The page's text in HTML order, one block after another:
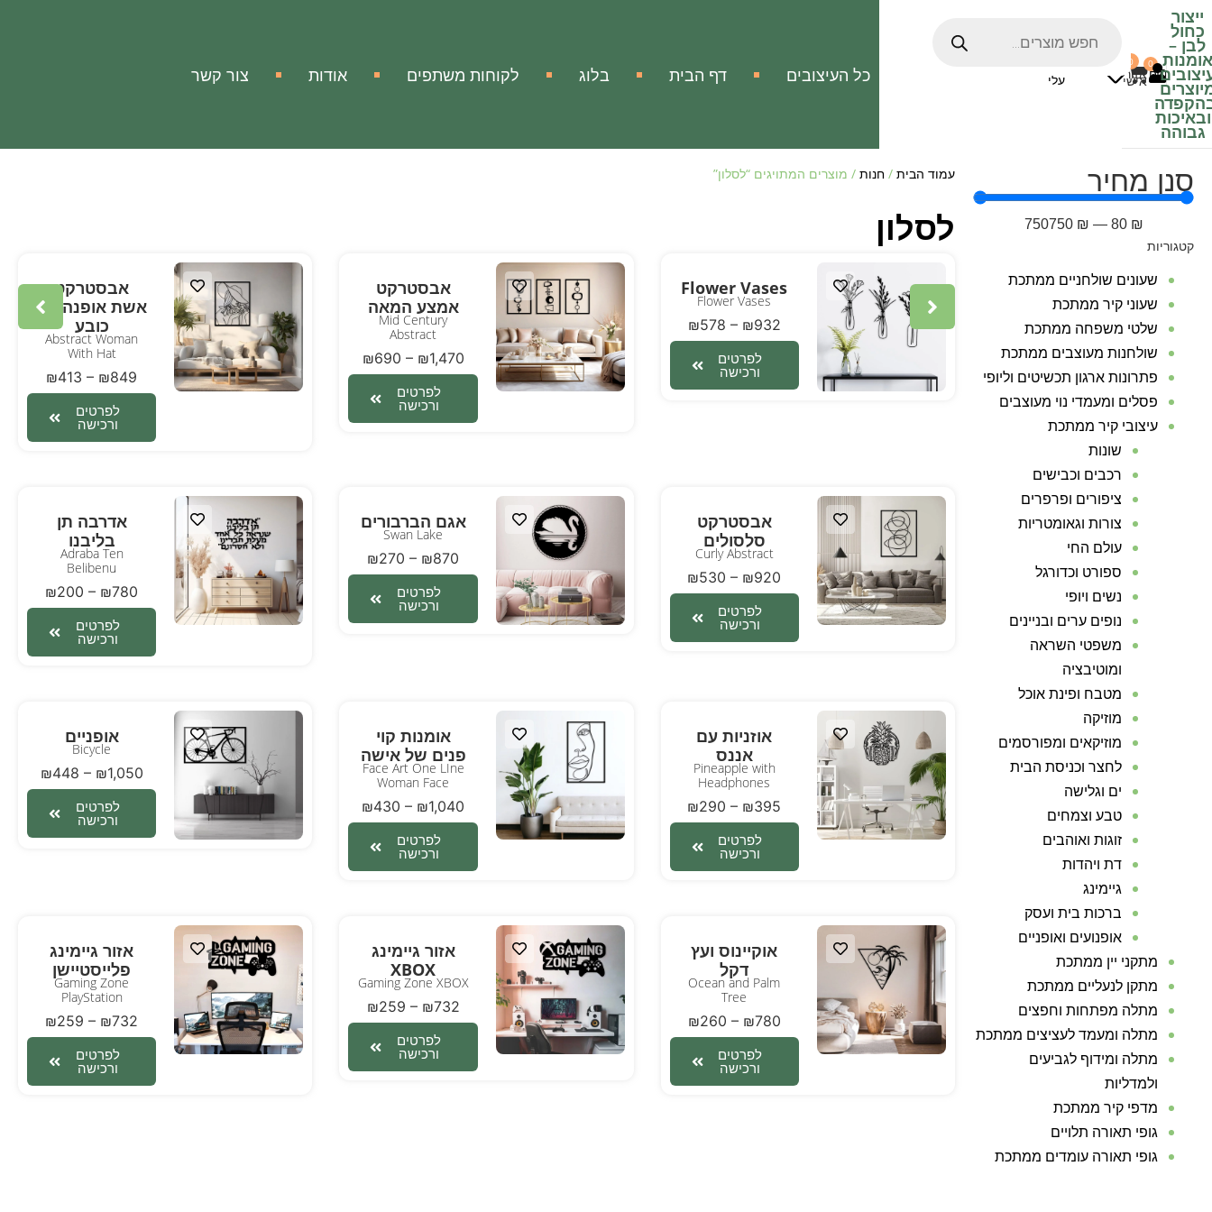
ייצור
כחול
לבן –
אומנות
ובאיכות
גבוהה
₪0
0
עלי
0
אזור
אישי כל העיצובים דף הבית בלוג לקוחות משתפים אודות צור קשר
סנן מחיר
₪
80
—
₪
750750
קטגוריות
שעונים שולחניים ממתכת
שעוני קיר ממתכת
שלטי משפחה ממתכת
שולחנות מעוצבים ממתכת
פתרונות ארגון תכשיטים וליופי
פסלים ומעמדי נוי מעוצבים
עיצובי קיר ממתכת
שונות
רכבים וכבישים
ציפורים ופרפרים
צורות וגאומטריות
עולם החי
ספורט וכדורגל
נשים ויופי
נופים ערים ובניינים
משפטי השראה
ומוטיבציה
מטבח ופינת אוכל
מוזיקה
מוזיקאים ומפורסמים
לחצר וכניסת הבית
ים וגלישה
טבע וצמחים
זוגות ואוהבים
דת ויהדות
גיימינג
ברכות בית ועסק
אופנועים ואופניים
מתקני יין ממתכת
מתקן לנעליים ממתכת
מתלה מפתחות וחפצים
מתלה ומעמד לעציצים ממתכת
מתלה ומידוף לגביעים
ולמדליות
מדפי קיר ממתכת
גופי תאורה תלויים
גופי תאורה עומדים ממתכת
עמוד הבית/ חנות/ מוצרים המתויגים “לסלון”
לסלון
Flower Vases
Flower Vases
₪578 – ₪932
לפרטים
ורכישה
אבסטרקט
אמצע המאה
Mid Century
Abstract
₪690 – ₪1,470
לפרטים
ורכישה
אבסטרקט
אשת אופנה עם
כובע
Abstract Woman
With Hat
₪413 – ₪849
לפרטים
ורכישה
אבסטרקט
סלסולים
Curly Abstract
₪530 – ₪920
לפרטים
ורכישה
אגם הברבורים
Swan Lake
₪270 – ₪870
לפרטים
ורכישה
אדרבה תן
בליבנו
Adraba Ten
Belibenu
₪200 – ₪780
לפרטים
ורכישה
אוזניות עם
אננס
Pineapple with
Headphones
₪290 – ₪395
לפרטים
ורכישה
אומנות קוי
פנים של אישה
Face Art One LIne
Woman Face
₪430 – ₪1,040
לפרטים
ורכישה
אופניים
Bicycle
₪448 – ₪1,050
לפרטים
ורכישה
אוקיינוס ועץ
דקל
Ocean and Palm
Tree
₪260 – ₪780
לפרטים
ורכישה
אזור גיימינג
XBOX
Gaming Zone XBOX
₪259 – ₪732
לפרטים
ורכישה
אזור גיימינג
פלייסטיישן
Gaming Zone
PlayStation
₪259 – ₪732
לפרטים
ורכישה